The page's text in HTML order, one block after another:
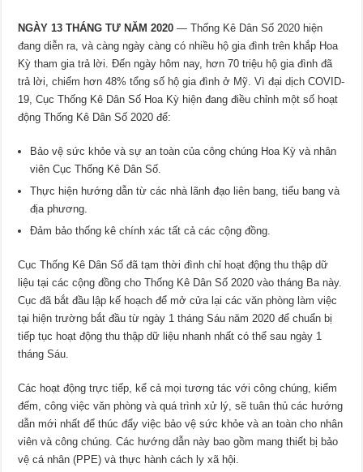
NGÀY 13 THÁNG TƯ NĂM 2020 — Thống Kê Dân Số 2020 hiện
đang diễn ra, và càng ngày càng có nhiều hộ gia đình trên khắp Hoa
Kỳ tham gia trả lời. Đến ngày hôm nay, hơn 70 triệu hộ gia đình đã
trả lời, chiếm hơn 48% tổng số hộ gia đình ở Mỹ. Vì đại dịch COVID-
19, Cục Thống Kê Dân Số Hoa Kỳ hiện đang điều chỉnh một số hoạt
động Thống Kê Dân Số 2020 để:
Bảo vệ sức khỏe và sự an toàn của công chúng Hoa Kỳ và nhân
viên Cục Thống Kê Dân Số.
Thực hiện hướng dẫn từ các nhà lãnh đạo liên bang, tiểu bang và
địa phương.
Đảm bảo thống kê chính xác tất cả các cộng đồng.
Cục Thống Kê Dân Số đã tạm thời đình chỉ hoạt động thu thập dữ
liệu tại các cộng đồng cho Thống Kê Dân Số 2020 vào tháng Ba này.
Cục đã bắt đầu lập kế hoạch để mở cửa lại các văn phòng làm việc
tại hiện trường bắt đầu từ ngày 1 tháng Sáu năm 2020 để chuẩn bị
tiếp tục hoạt động thu thập dữ liệu nhanh nhất có thể sau ngày 1
tháng Sáu.
Các hoạt động trực tiếp, kể cả mọi tương tác với công chúng, kiểm
đếm, công việc văn phòng và quá trình xử lý, sẽ tuân thủ các hướng
dẫn mới nhất để thúc đẩy việc bảo vệ sức khỏe và an toàn cho nhân
viên và công chúng. Các hướng dẫn này bao gồm mang thiết bị bảo
vệ cá nhân (PPE) và thực hành cách ly xã hội.